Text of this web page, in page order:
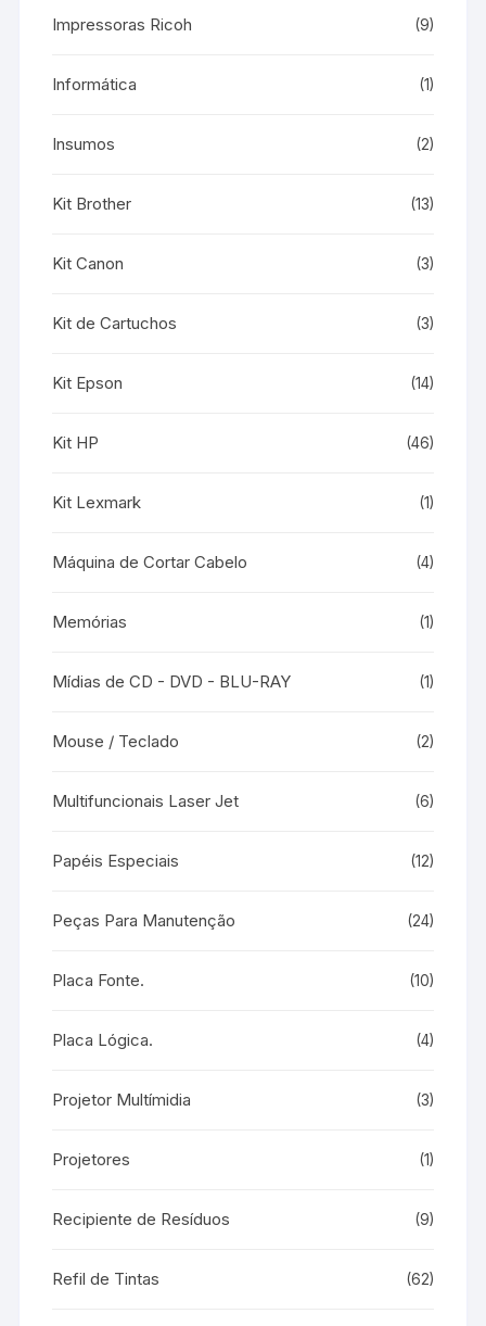
Impressoras Ricoh (9)
Informática (1)
Insumos (2)
Kit Brother (13)
Kit Canon (3)
Kit de Cartuchos (3)
Kit Epson (14)
Kit HP (46)
Kit Lexmark (1)
Máquina de Cortar Cabelo (4)
Memórias (1)
Mídias de CD - DVD - BLU-RAY (1)
Mouse / Teclado (2)
Multifuncionais Laser Jet (6)
Papéis Especiais (12)
Peças Para Manutenção (24)
Placa Fonte. (10)
Placa Lógica. (4)
Projetor Multímidia (3)
Projetores (1)
Recipiente de Resíduos (9)
Refil de Tintas (62)